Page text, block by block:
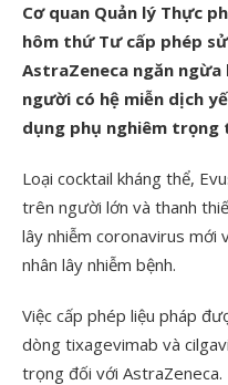
Cơ quan Quản lý Thực
hôm thứ Tư cấp phép
AstraZeneca ngăn ngừa
người có hệ miễn dịch
dụng phụ nghiêm
Loại cocktail kháng thể,
trên người lớn và thanh
lây nhiễm coronavirus mới
nhân lây nhiễm bệnh.
Việc cấp phép liệu pháp
dòng tixagevimab và
trọng đối với AstraZeneca.